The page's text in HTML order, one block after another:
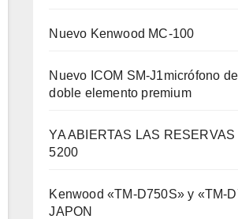
Nuevo Kenwood MC-100
Nuevo ICOM SM-J1micrófono
doble elemento premium
YA ABIERTAS LAS RESERVAS
5200
Kenwood «TM-D750S» y «TM-
JAPON